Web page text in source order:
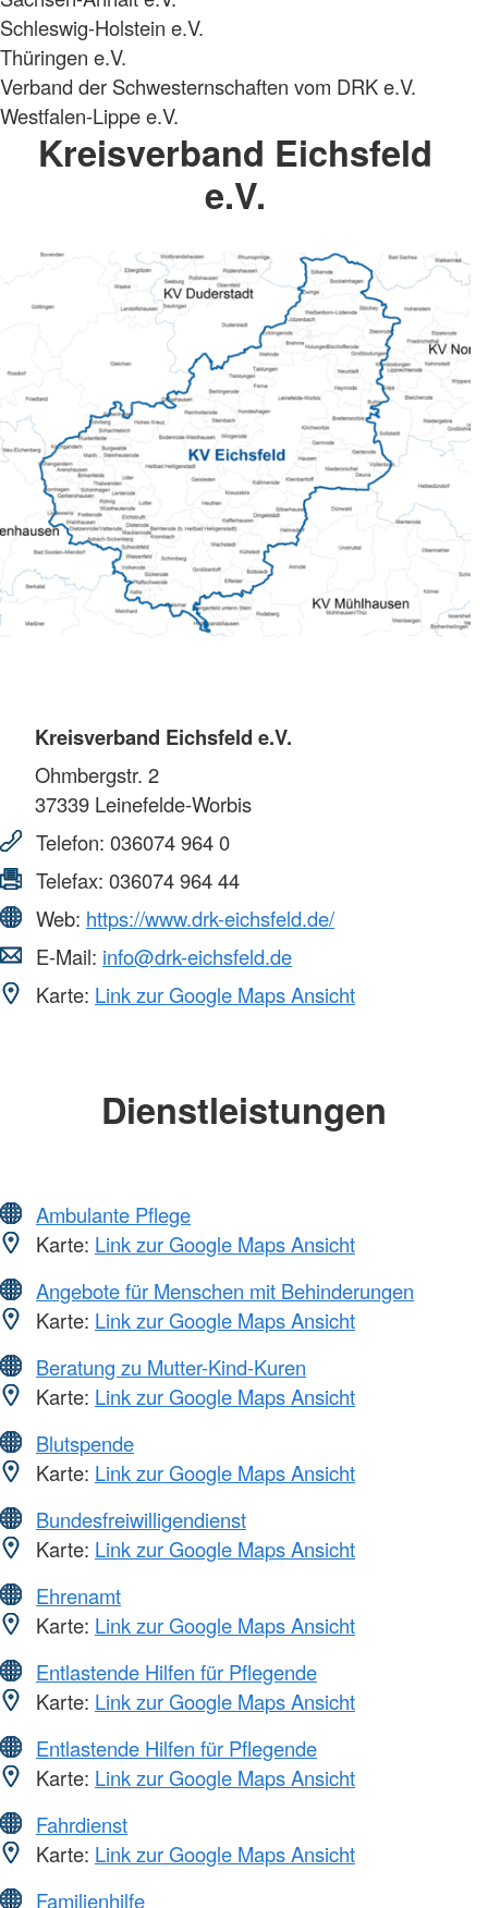
Schleswig-Holstein e.V.
Thüringen e.V.
Verband der Schwesternschaften vom DRK e.V.
Westfalen-Lippe e.V.
Kreisverband Eichsfeld
e.V.
Kreisverband Eichsfeld e.V.
Ohmbergstr. 2
37339 Leinefelde-Worbis
Telefon: 036074 964 0
Telefax: 036074 964 44
Web: https://www.drk-eichsfeld.de/
E-Mail: info@drk-eichsfeld.de
Karte: Link zur Google Maps Ansicht
Dienstleistungen
Ambulante Pflege
Karte: Link zur Google Maps Ansicht
Angebote für Menschen mit Behinderungen
Karte: Link zur Google Maps Ansicht
Beratung zu Mutter-Kind-Kuren
Karte: Link zur Google Maps Ansicht
Blutspende
Karte: Link zur Google Maps Ansicht
Bundesfreiwilligendienst
Karte: Link zur Google Maps Ansicht
Ehrenamt
Karte: Link zur Google Maps Ansicht
Entlastende Hilfen für Pflegende
Karte: Link zur Google Maps Ansicht
Entlastende Hilfen für Pflegende
Karte: Link zur Google Maps Ansicht
Fahrdienst
Karte: Link zur Google Maps Ansicht
Familienhilfe